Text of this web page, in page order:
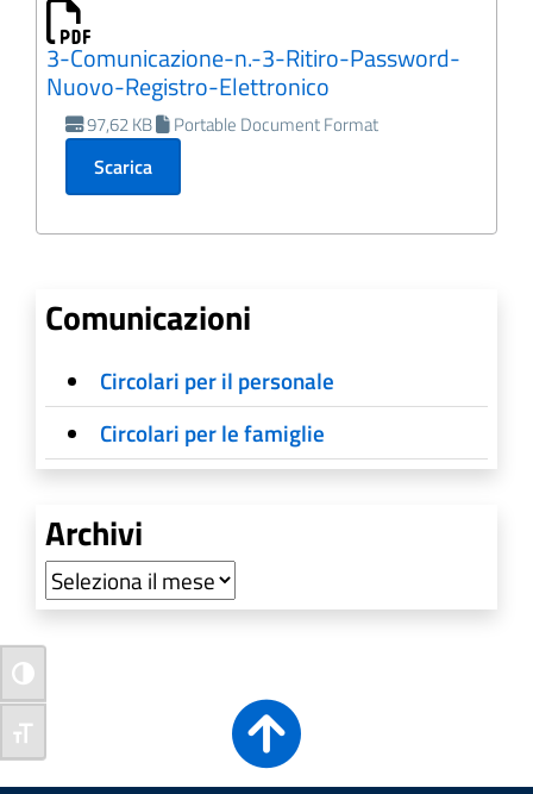
Attiva/disattiva alto contrasto
Attiva/disattiva dimensione testo
3-Comunicazione-n.-3-Ritiro-Password-
Nuovo-Registro-Elettronico
97,62 KB Portable Document Format
Scarica
Comunicazioni
Circolari per il personale
Circolari per le famiglie
Archivi
Archivi